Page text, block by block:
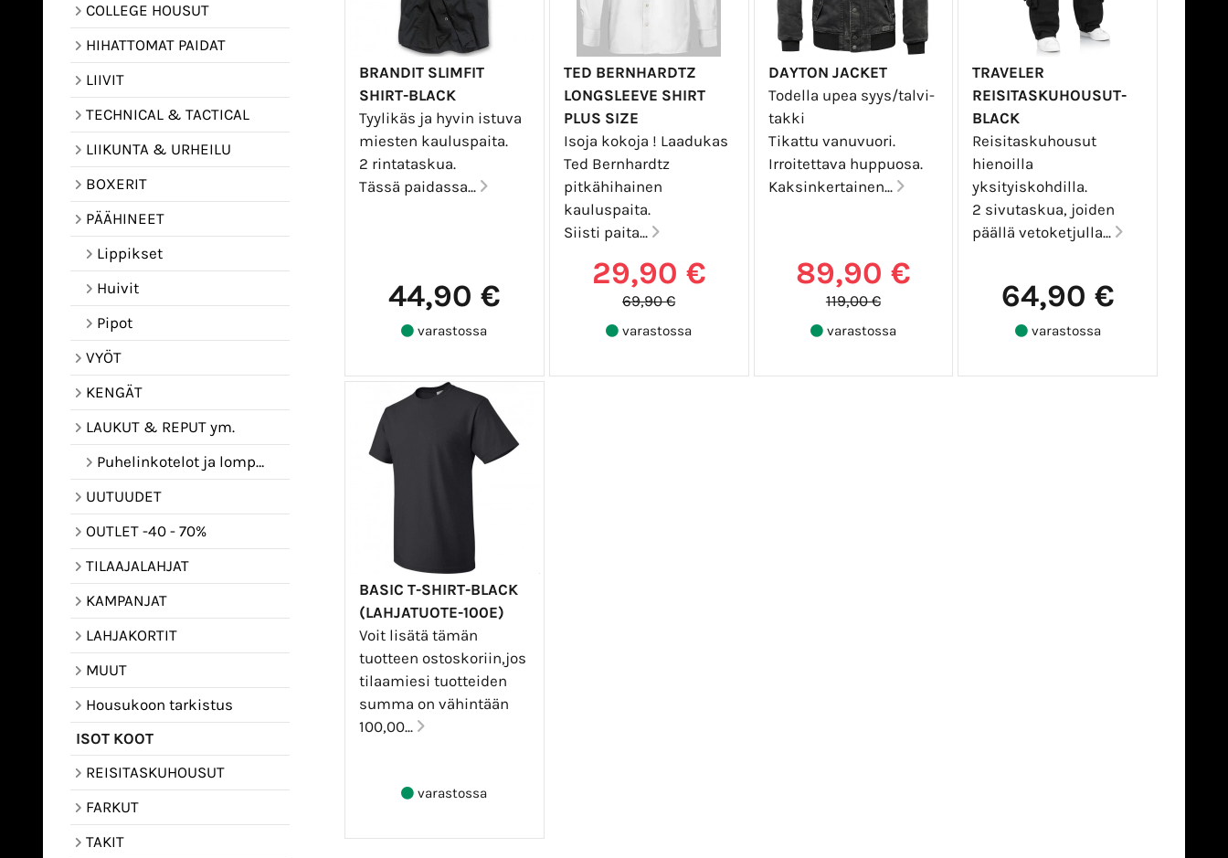
COLLEGE HOUSUT
HIHATTOMAT PAIDAT
LIIVIT
TECHNICAL & TACTICAL
LIIKUNTA & URHEILU
BOXERIT
PÄÄHINEET
Lippikset
Huivit
Pipot
VYÖT
KENGÄT
LAUKUT & REPUT ym.
Puhelinkotelot ja lompakot
UUTUUDET
OUTLET -40 - 70%
TILAAJALAHJAT
KAMPANJAT
LAHJAKORTIT
MUUT
Housukoon tarkistus
ISOT KOOT
REISITASKUHOUSUT
FARKUT
TAKIT
BRANDIT SLIMFIT
SHIRT-BLACK
Tyylikäs ja hyvin istuva
miesten kauluspaita.
2 rintataskua.
Tässä paidassa...
44,90 €
varastossa
TED BERNHARDTZ
LONGSLEEVE SHIRT
PLUS SIZE
Isoja kokoja ! Laadukas
Ted Bernhardtz
pitkähihainen
kauluspaita.
Siisti paita...
29,90 €
69,90 €
varastossa
DAYTON JACKET
Todella upea syys/talvi-
takki
Tikattu vanuvuori.
Irroitettava huppuosa.
Kaksinkertainen...
89,90 €
119,00 €
varastossa
TRAVELER
REISITASKUHOUSUT-
BLACK
Reisitaskuhousut
hienoilla
yksityiskohdilla.
2 sivutaskua, joiden
päällä vetoketjulla...
64,90 €
varastossa
BASIC T-SHIRT-BLACK
(LAHJATUOTE-100E)
Voit lisätä tämän
tuotteen ostoskoriin,jos
tilaamiesi tuotteiden
summa on vähintään
100,00...
varastossa